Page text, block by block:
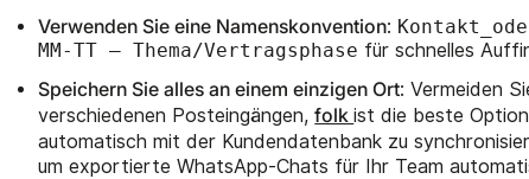
Verwenden Sie eine Namenskonvention:
MM-TT – Thema/Vertragsphase für schnelles
Speichern Sie alles an einem einzigen Ort: Vermeiden
verschiedenen Posteingängen,folkist die beste
automatisch mit der Kundendatenbank zu
um exportierte WhatsApp-Chats für Ihr Team